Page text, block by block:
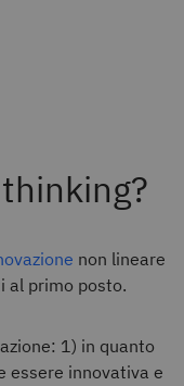
non lineare
al primo posto.
1) in quanto
essere innovativa e